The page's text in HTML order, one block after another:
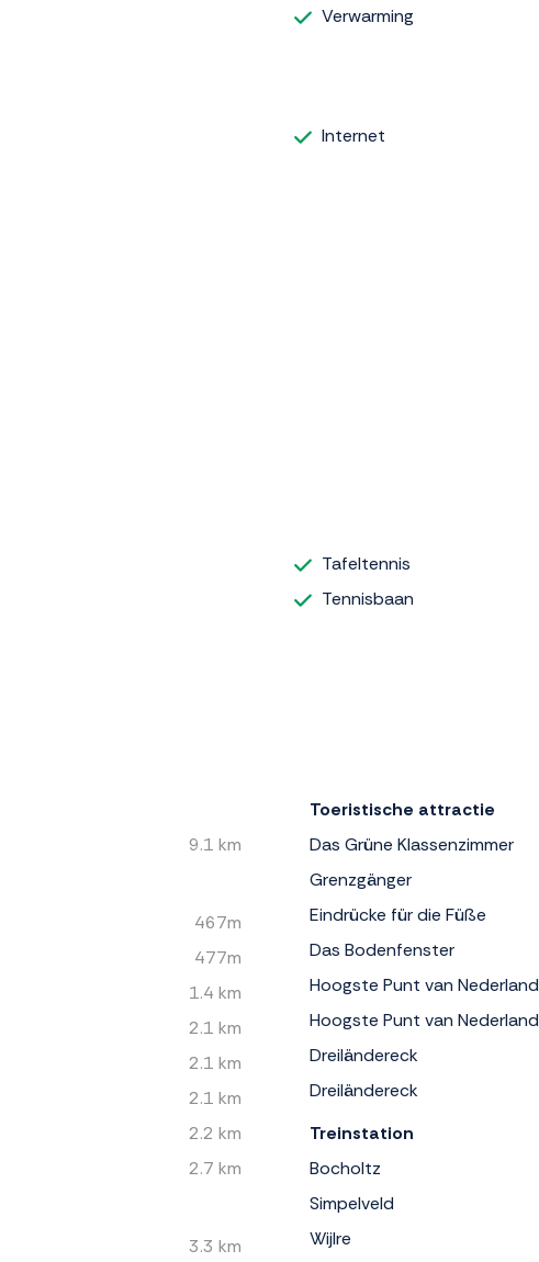
Verwarming
Internet
Tafeltennis
Tennisbaan
9.1 km
467m
477m
1.4 km
2.1 km
2.1 km
2.1 km
2.2 km
2.7 km
3.3 km
Toeristische attractie
Das Grüne Klassenzimmer
Grenzgänger
Eindrücke für die Füße
Das Bodenfenster
Hoogste Punt van Nederland
Hoogste Punt van Nederland
Dreiländereck
Dreiländereck
Treinstation
Bocholtz
Simpelveld
Wijlre